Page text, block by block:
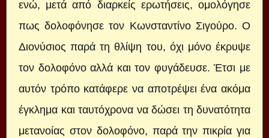
ενώ, μετά από διαρκείς ερωτήσεις, ομολόγησε
πως δολοφόνησε τον Κωνσταντίνο Σιγούρο. Ο
Διονύσιος παρά τη θλίψη του, όχι μόνο έκρυψε
τον δολοφόνο αλλά και τον φυγάδευσε. Έτσι με
αυτόν τρόπο κατάφερε να αποτρέψει ένα ακόμα
έγκλημα και ταυτόχρονα να δώσει τη δυνατότητα
μετανοίας στον δολοφόνο, παρά την πικρία για